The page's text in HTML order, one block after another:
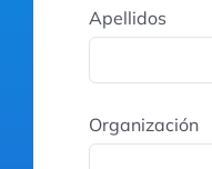
Apellidos
Organización